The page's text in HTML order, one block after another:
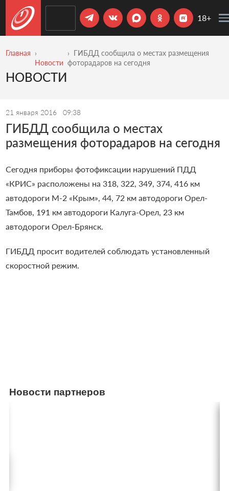
18+
Главная
Новости
ГИБДД сообщила о местах размещения
фоторадаров на сегодня
НОВОСТИ
21 января 2016 09:38
ГИБДД сообщила о местах
размещения фоторадаров на сегодня
Сегодня приборы фотофиксации нарушений ПДД
«КРИС» расположены на 318, 322, 349, 374, 416 км
автодороги М-2 «Крым», 44, 72 км автодороги Орел-
Тамбов, 191 км автодороги Калуга-Орел, 23 км
автодороги Орел-Брянск.
ГИБДД просит водителей соблюдать установленный
скоростной режим.
Новости партнеров